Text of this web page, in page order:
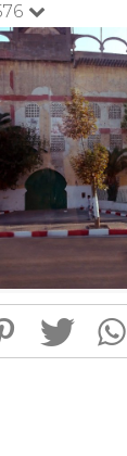

T 